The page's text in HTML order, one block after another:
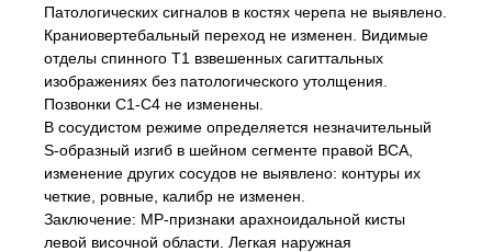
Патологических сигналов в костях черепа не выявлено.
Краниовертебальный переход не изменен. Видимые
отделы спинного Т1 взвешенных сагиттальных
изображениях без патологического утолщения.
Позвонки С1-С4 не изменены.
В сосудистом режиме определяется незначительный
S-образный изгиб в шейном сегменте правой ВСА,
изменение других сосудов не выявлено: контуры их
четкие, ровные, калибр не изменен.
Заключение: МР-признаки арахноидальной кисты
левой височной области. Легкая наружная